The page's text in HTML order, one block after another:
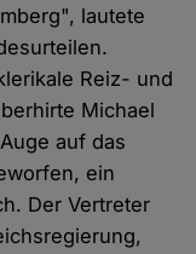
lautete
Reiz- und
Michael
auf das
ein
Der Vertreter